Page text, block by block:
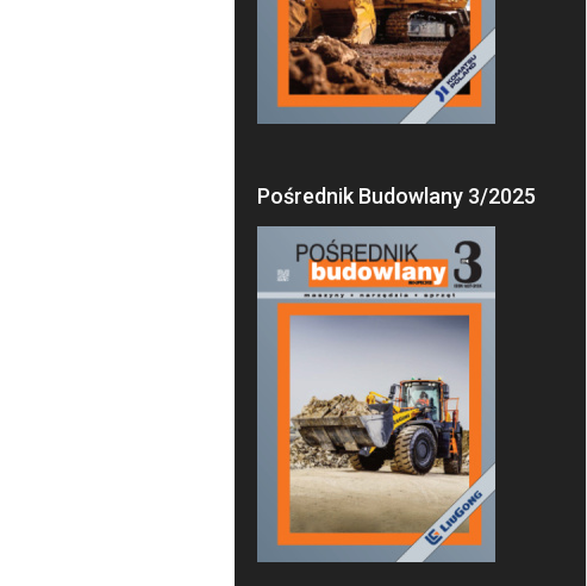
Pośrednik Budowlany 3/2025